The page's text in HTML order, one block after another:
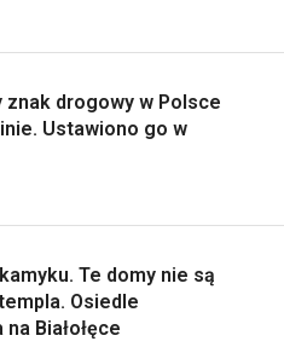
znak drogowy w Polsce
Ustawiono go w
Te domy nie są
Osiedle
Białołęce